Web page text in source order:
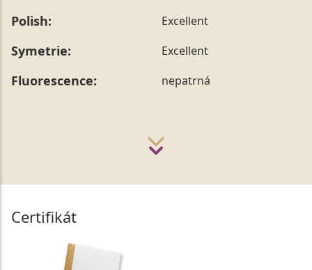
Polish: Excellent
Symetrie: Excellent
Fluorescence: nepatrná
Certifikát